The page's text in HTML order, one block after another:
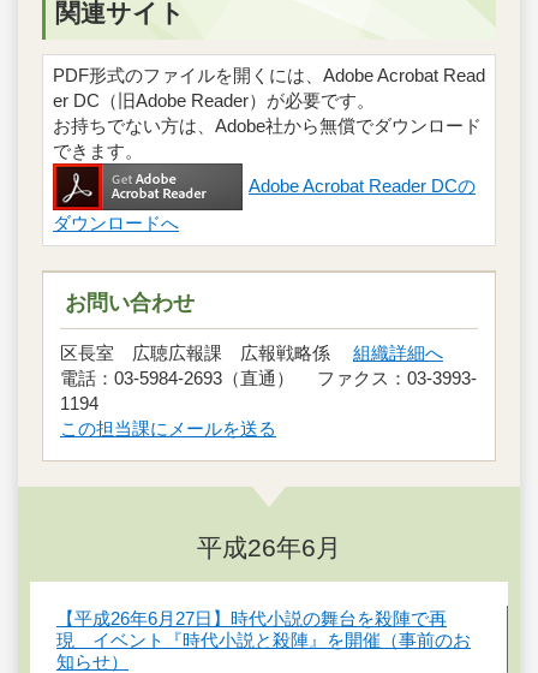
関連サイト
PDF形式のファイルを開くには、Adobe Acrobat Read
er DC（旧Adobe Reader）が必要です。
お持ちでない方は、Adobe社から無償でダウンロード
できます。
Adobe Acrobat Reader DCの
ダウンロードへ
お問い合わせ
区長室 広聴広報課 広報戦略係 組織詳細へ
電話：03-5984-2693（直通） ファクス：03-3993-
1194
この担当課にメールを送る
平成26年6月
【平成26年6月27日】時代小説の舞台を殺陣で再
現 イベント『時代小説と殺陣』を開催（事前のお
知らせ）